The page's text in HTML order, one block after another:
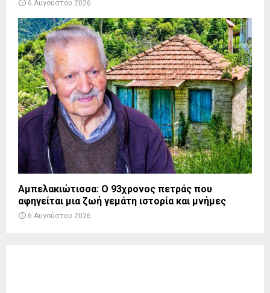
6 Αυγούστου 2026
Αμπελακιώτισσα: Ο 93χρονος πετράς που
αφηγείται μια ζωή γεμάτη ιστορία και μνήμες
6 Αυγούστου 2026